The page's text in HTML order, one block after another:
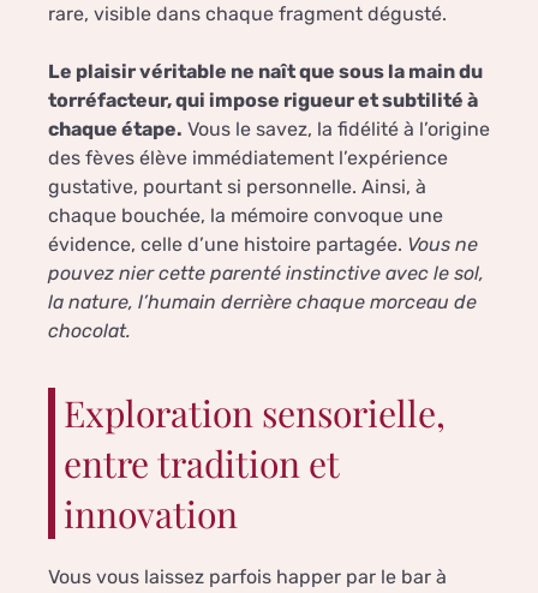
rare, visible dans chaque fragment dégusté.
Le plaisir véritable ne naît que sous la main du
torréfacteur, qui impose rigueur et subtilité à
chaque étape. Vous le savez, la fidélité à l’origine
des fèves élève immédiatement l’expérience
gustative, pourtant si personnelle. Ainsi, à
chaque bouchée, la mémoire convoque une
évidence, celle d’une histoire partagée. Vous ne
pouvez nier cette parenté instinctive avec le sol,
la nature, l’humain derrière chaque morceau de
chocolat.
Exploration sensorielle,
entre tradition et
innovation
Vous vous laissez parfois happer par le bar à